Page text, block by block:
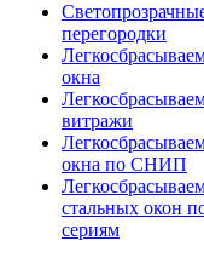
перегородки
окна
витражи
окна по СНИП
стальных окон
сериям